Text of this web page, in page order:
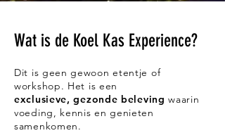
Wat is de Koel Kas Experience?
Dit is geen gewoon etentje of
workshop. Het is een
exclusieve, gezonde beleving waarin
voeding, kennis en genieten
samenkomen.